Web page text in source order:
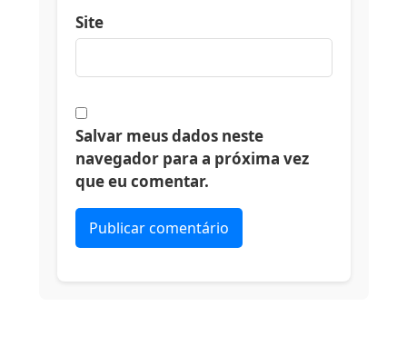
Site
Salvar meus dados neste
navegador para a próxima vez
que eu comentar.